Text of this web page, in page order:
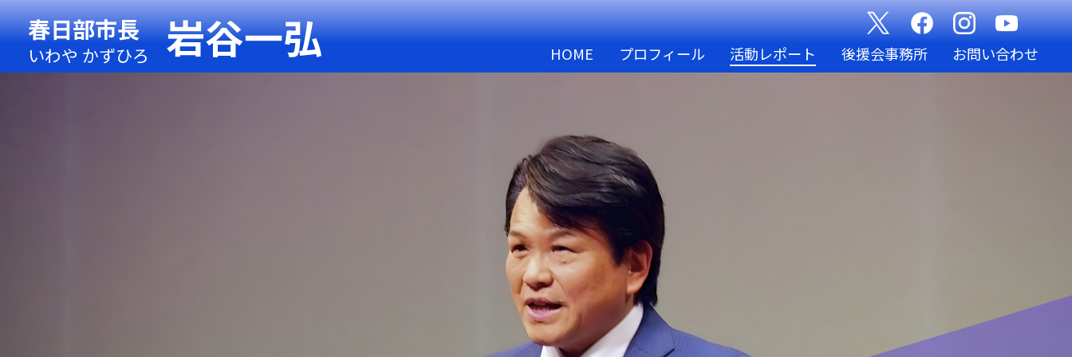
春日部市長
いわや かずひろ 岩谷一弘 HOME プロフィール 活動レポート 後援会事務所 お問い合わせ